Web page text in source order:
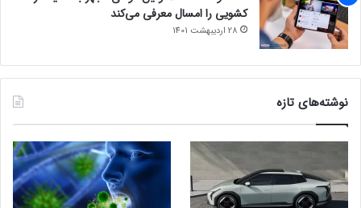
کشویی را امسال معرفی می‌کند
28 اردیبهشت 1401
نوشته‌های تازه